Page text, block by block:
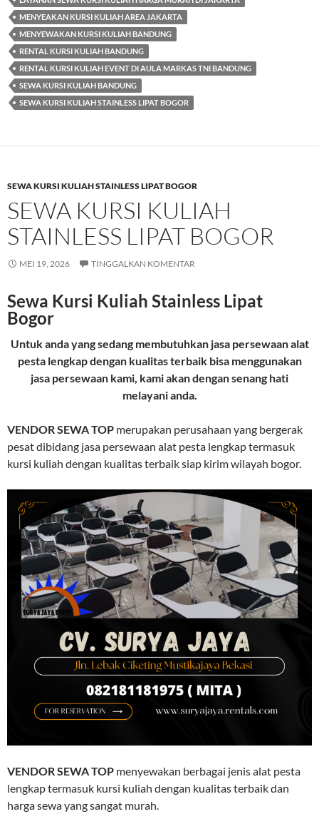
MENYEAKAN KURSI KULIAH AREA JAKARTA
MENYEWAKAN KURSI KULIAH BANDUNG
RENTAL KURSI KULIAH BANDUNG
RENTAL KURSI KULIAH EVENT DI AULA MARKAS TNI BANDUNG
SEWA KURSI KULIAH BANDUNG
SEWA KURSI KULIAH STAINLESS LIPAT BOGOR
SEWA KURSI KULIAH STAINLESS LIPAT BOGOR
SEWA KURSI KULIAH
STAINLESS LIPAT BOGOR
MEI 19, 2026 TINGGALKAN KOMENTAR
Sewa Kursi Kuliah Stainless Lipat
Bogor
Untuk anda yang sedang membutuhkan jasa persewaan alat
pesta lengkap dengan kualitas terbaik bisa menggunakan
jasa persewaan kami, kami akan dengan senang hati
melayani anda.
VENDOR SEWA TOP merupakan perusahaan yang bergerak
pesat dibidang jasa persewaan alat pesta lengkap termasuk
kursi kuliah dengan kualitas terbaik siap kirim wilayah bogor.
VENDOR SEWA TOP menyewakan berbagai jenis alat pesta
lengkap termasuk kursi kuliah dengan kualitas terbaik dan
harga sewa yang sangat murah.